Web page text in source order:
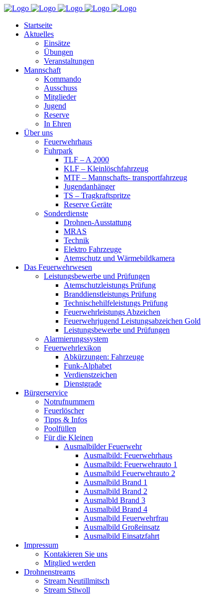
Startseite
Aktuelles
Einsätze
Übungen
Veranstaltungen
Mannschaft
Kommando
Ausschuss
Mitglieder
Jugend
Reserve
In Ehren
Über uns
Feuerwehrhaus
Fuhrpark
TLF – A 2000
KLF – Kleinlöschfahrzeug
MTF – Mannschafts- transportfahrzeug
Jugendanhänger
TS – Tragkraftspritze
Reserve Geräte
Sonderdienste
Drohnen-Ausstattung
MRAS
Technik
Elektro Fahrzeuge
Atemschutz und Wärmebildkamera
Das Feuerwehrwesen
Leistungsbewerbe und Prüfungen
Atemschutzleistungs Prüfung
Branddienstleistungs Prüfung
Technischehilfeleistungs Prüfung
Feuerwehrleistungs Abzeichen
Feuerwehrjugend Leistungsabzeichen Gold
Leistungsbewerbe und Prüfungen
Alarmierungssystem
Feuerwehrlexikon
Abkürzungen: Fahrzeuge
Funk-Alphabet
Verdienstzeichen
Dienstgrade
Bürgerservice
Notrufnummern
Feuerlöscher
Tipps & Infos
Poolfüllen
Für die Kleinen
Ausmalbilder Feuerwehr
Ausmalbild: Feuerwehrhaus
Ausmalbild: Feuerwehrauto 1
Ausmalbild Feuerwehrauto 2
Ausmalbild Brand 1
Ausmalbild Brand 2
Ausmalbld Brand 3
Ausmalbild Brand 4
Ausmalbild Feuerwehrfrau
Ausmalbild Großeinsatz
Ausmalbild Einsatzfahrt
Impressum
Kontakieren Sie uns
Mitglied werden
Drohnenstreams
Stream Neutillmitsch
Stream Stiwoll